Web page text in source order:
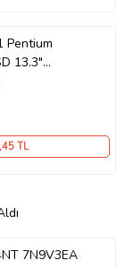
Pentium
13.3"
TL
7N9V3EA